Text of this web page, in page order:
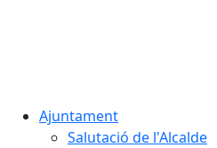
Ajuntament
Salutació de l'Alcalde